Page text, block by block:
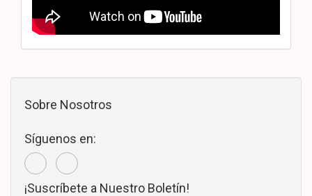
Sobre Nosotros
Síguenos en:
¡Suscríbete a Nuestro Boletín!